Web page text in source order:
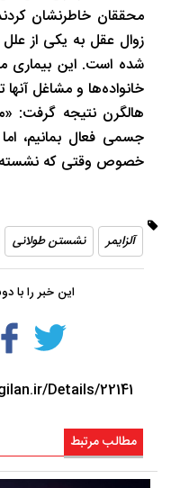
محققان خاطرنشان
زوال عقل به یکی از
شده است. این بیماری
خانواده‌ها و مشاغل آنها
هالگرن نتیجه گرفت:
جسمی فعال بمانیم،
خصوص وقتی که
آلزایمر نشستن طولانی
این خبر را با
Details/22141
مطالب مرتبط